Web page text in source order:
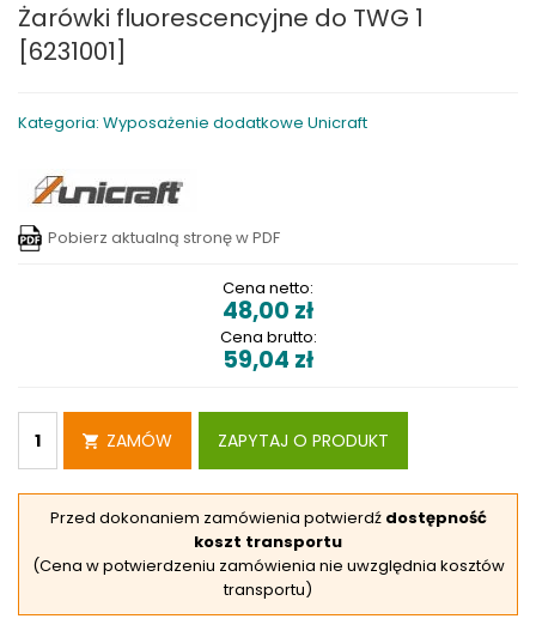
Żarówki fluorescencyjne do TWG 1
[6231001]
Kategoria: Wyposażenie dodatkowe Unicraft
Pobierz aktualną stronę w PDF
Cena netto:
48,00 zł
Cena brutto:
59,04 zł
ZAMÓW ZAPYTAJ O PRODUKT
Przed dokonaniem zamówienia potwierdź dostępność
koszt transportu
(Cena w potwierdzeniu zamówienia nie uwzględnia kosztów
transportu)